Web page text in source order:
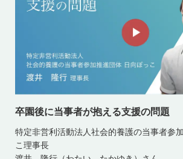
卒園後に当事者が抱える支援の問題
特定非営利活動法人社会的養護の当事者参
こ理事長